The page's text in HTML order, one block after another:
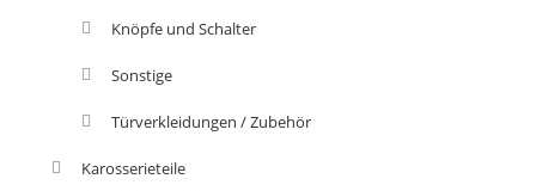
Knöpfe und Schalter
Sonstige
Türverkleidungen / Zubehör
Karosserieteile